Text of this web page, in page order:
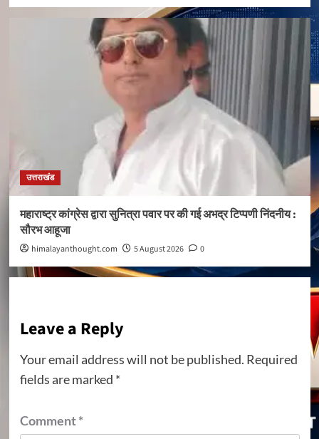
उत्तराखंड
महाराष्ट्र कांग्रेस द्वारा सुनित्रा पवार पर की गई अभद्र टिप्पणी निंदनीय :
सौरभ आहूजा
himalayanthought.com 5 August 2026 0
Leave a Reply
Your email address will not be published. Required
fields are marked *
Comment*